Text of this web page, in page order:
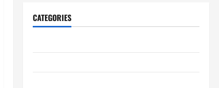
CATEGORIES